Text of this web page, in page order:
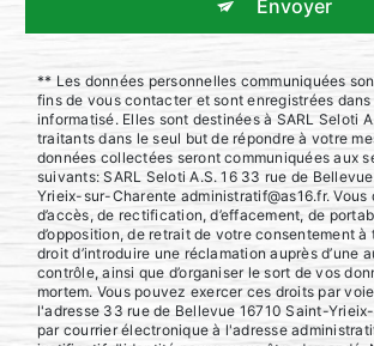
Envoyer
** Les données personnelles communiquées
fins de vous contacter et sont enregistrées
informatisé. Elles sont destinées à SARL Seloti
traitants dans le seul but de répondre à votre
données collectées seront communiquées aux
suivants: SARL Seloti A.S. 16 33 rue de
Yrieix-sur-Charente administratif@as16.fr. Vous
d’accès, de rectification, d’effacement, de
d’opposition, de retrait de votre consentement
droit d’introduire une réclamation auprès d’une
contrôle, ainsi que d’organiser le sort de vos
mortem. Vous pouvez exercer ces droits par
l'adresse 33 rue de Bellevue 16710 Saint-
par courrier électronique à l'adresse